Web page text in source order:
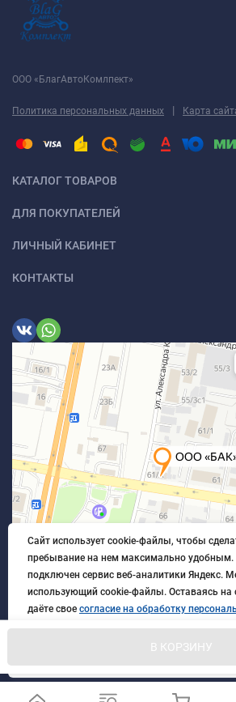
В КОРЗИНУ
ООО «БлагАвтоКомлпект»
Политика персональных данных | Карта
КАТАЛОГ ТОВАРОВ
ДЛЯ ПОКУПАТЕЛЕЙ
ЛИЧНЫЙ КАБИНЕТ
КОНТАКТЫ
© 2026 БлагАвтоКомплект. Все
Сайт использует cookie-файлы, чтобы
пребывание на нем максимально удобным.
подключен сервис веб-аналитики Яндекс.
использующий cookie-файлы. Оставаясь на
даёте свое согласие на обработку
порядке, указанном вПолитике обработки